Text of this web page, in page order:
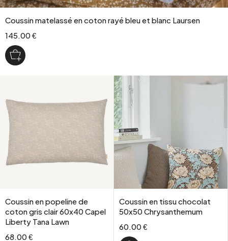
Coussin matelassé en coton rayé bleu et blanc Laursen
145.00 €
Coussin en popeline de
coton gris clair 60x40 Capel
Liberty Tana Lawn
68.00 €
Coussin en tissu chocolat
50x50 Chrysanthemum
60.00 €